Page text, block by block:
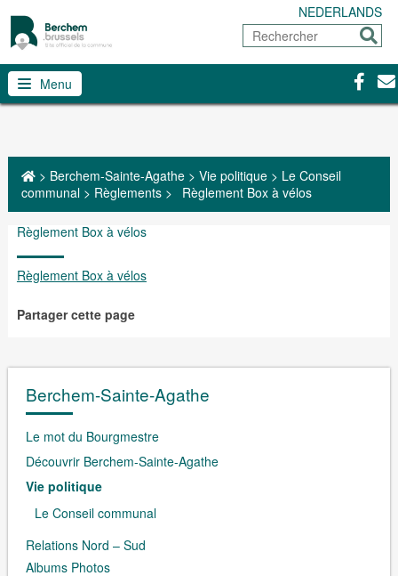
NEDERLANDS
Rechercher
Menu
> Berchem-Sainte-Agathe> Vie politique> Le Conseil
communal> Règlements> Règlement Box à vélos
Règlement Box à vélos
Règlement Box à vélos
Partager cette page
Berchem-Sainte-Agathe
Le mot du Bourgmestre
Découvrir Berchem-Sainte-Agathe
Vie politique
Le Conseil communal
Relations Nord – Sud
Albums Photos